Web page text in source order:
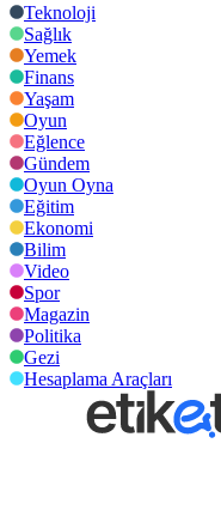
Teknoloji
Sağlık
Yemek
Finans
Yaşam
Oyun
Eğlence
Gündem
Oyun Oyna
Eğitim
Ekonomi
Bilim
Video
Spor
Magazin
Politika
Gezi
Hesaplama Araçları